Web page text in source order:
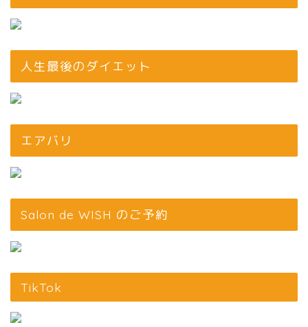
人生最後のダイエット
エアバリ
Salon de WISH のご予約
TikTok